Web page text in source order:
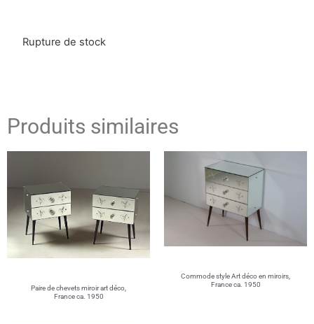
Rupture de stock
Produits similaires
Paire de chevets miroir art déco,
France ca. 1950
Commode style Art déco en miroirs,
France ca. 1950